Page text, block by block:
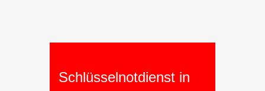
Schlüsselnotdienst in